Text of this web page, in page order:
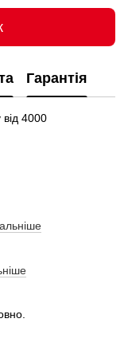
Гарантія
від 4000